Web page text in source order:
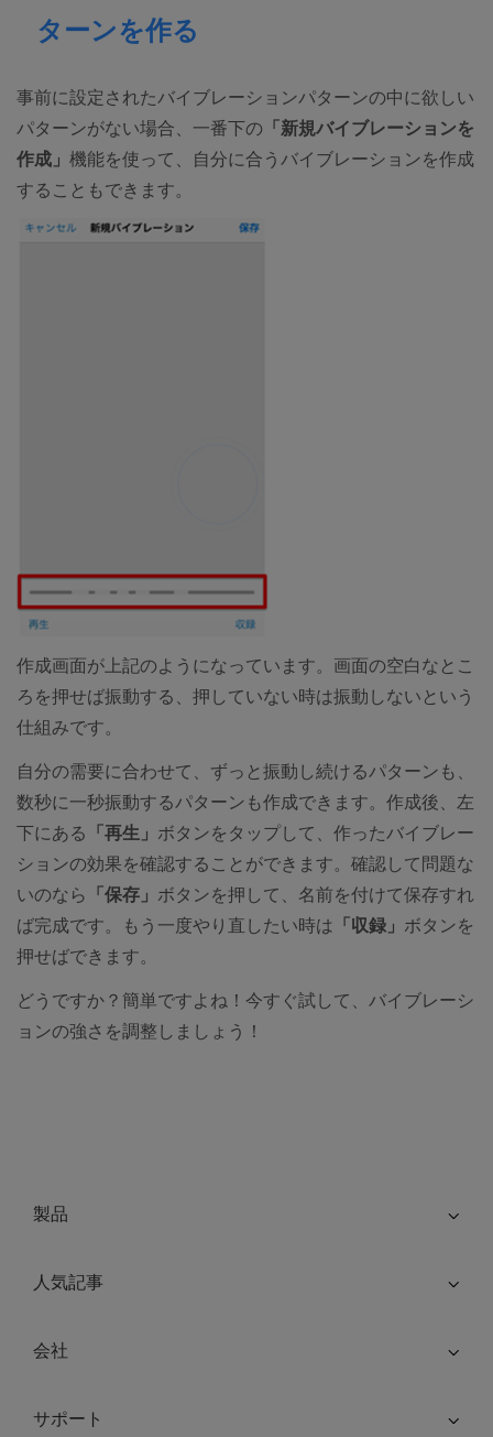
ターンを作る
事前に設定されたバイブレーションパターンの中に欲しい
パターンがない場合、一番下の 「新規バイブレーションを
作成」 機能を使って、自分に合うバイブレーションを作成
することもできます。
作成画面が上記のようになっています。画面の空白なとこ
ろを押せば振動する、押していない時は振動しないという
仕組みです。
自分の需要に合わせて、ずっと振動し続けるパターンも、
数秒に一秒振動するパターンも作成できます。作成後、左
下にある 「再生」 ボタンをタップして、作ったバイブレー
ションの効果を確認することができます。確認して問題な
いのなら 「保存」 ボタンを押して、名前を付けて保存すれ
ば完成です。もう一度やり直したい時は 「収録」 ボタンを
押せばできます。
どうですか？簡単ですよね！今すぐ試して、バイブレーシ
ョンの強さを調整しましょう！
製品
人気記事
会社
サポート